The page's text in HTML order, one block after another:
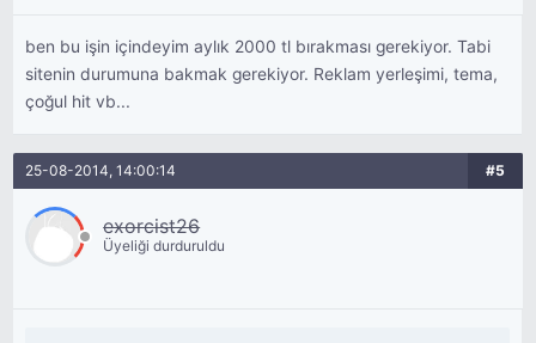
ben bu işin içindeyim aylık 2000 tl bırakması gerekiyor. Tabi
sitenin durumuna bakmak gerekiyor. Reklam yerleşimi, tema,
çoğul hit vb...
25-08-2014, 14:00:14 #5
exorcist26
Üyeliği durduruldu